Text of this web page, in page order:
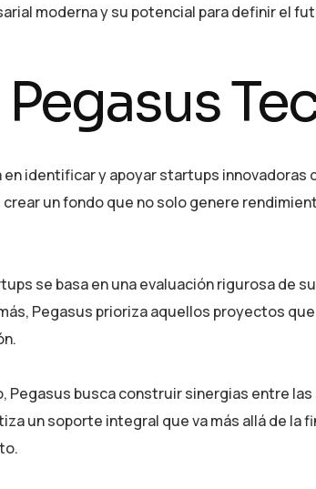
moderna y su potencial para definir el
identificar y apoyar startups
un fondo que no solo genere
se basa en una evaluación rigurosa de
Pegasus prioriza aquellos proyectos
Pegasus busca construir sinergias entre
un soporte integral que va más allá de la